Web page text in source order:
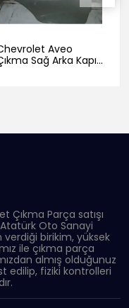
Aveo
Sağ Arka Kapı
Çıkma Parça satışı
Oto Sanayi
verdiği birikim, yüksek
ile çıkma parça
almış olduğunuz
edilip, fiziki kontrolleri